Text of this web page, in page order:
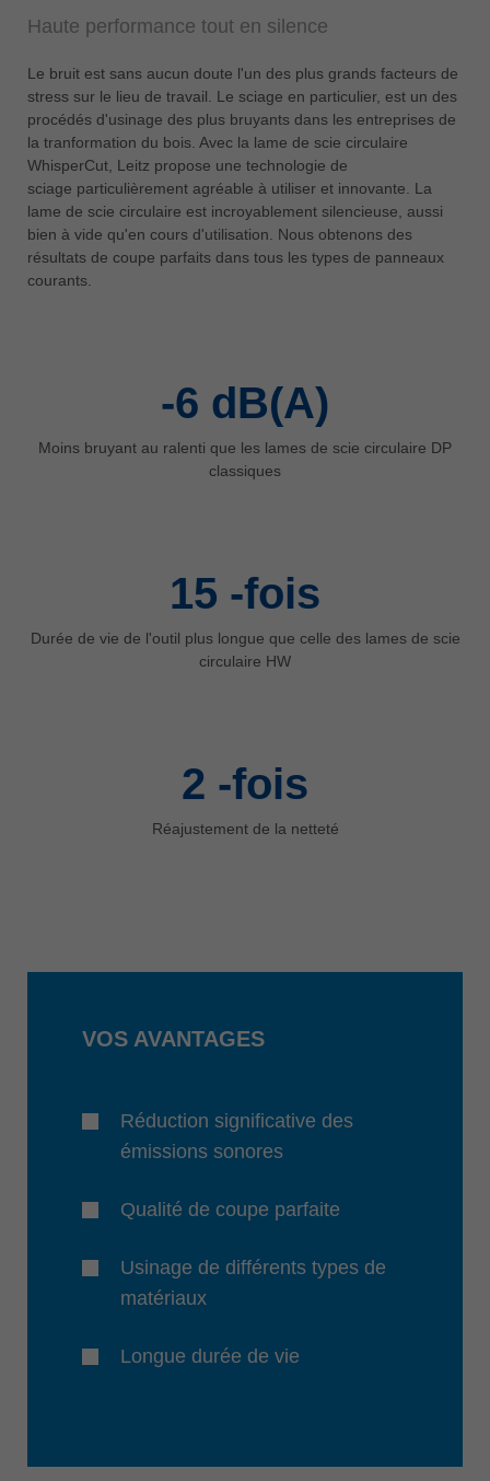
Türkiye
USA
english
Việt Nam
tiếng việt
中国
Haute performance tout en silence
Le bruit est sans aucun doute l'un des plus grands facteurs de
stress sur le lieu de travail. Le sciage en particulier, est un des
procédés d'usinage des plus bruyants dans les entreprises de
la tranformation du bois. Avec la lame de scie circulaire
WhisperCut, Leitz propose une technologie de
sciage particulièrement agréable à utiliser et innovante. La
lame de scie circulaire est incroyablement silencieuse, aussi
bien à vide qu'en cours d'utilisation. Nous obtenons des
résultats de coupe parfaits dans tous les types de panneaux
courants.
-6 dB(A)
Moins bruyant au ralenti que les lames de scie circulaire DP
classiques
15 -fois
Durée de vie de l'outil plus longue que celle des lames de scie
circulaire HW
2 -fois
Réajustement de la netteté
VOS AVANTAGES
Réduction significative des
émissions sonores
Qualité de coupe parfaite
Usinage de différents types de
matériaux
Longue durée de vie